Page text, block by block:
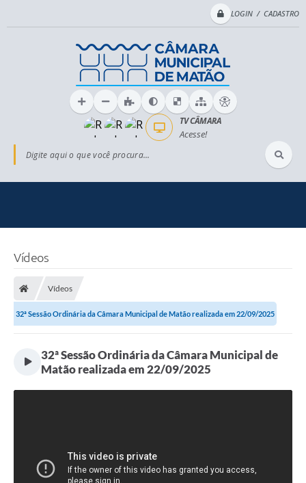
LOGIN / CADASTRO
Digite aqui o que você procura...
TV CÂMARA
Acesse!
Vídeos
Vídeos
32ª Sessão Ordinária da Câmara Municipal de Matão realizada em 22/09/2025
32ª Sessão Ordinária da Câmara Municipal de
Matão realizada em 22/09/2025